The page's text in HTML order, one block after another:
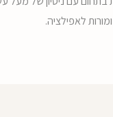
לאפילציה.